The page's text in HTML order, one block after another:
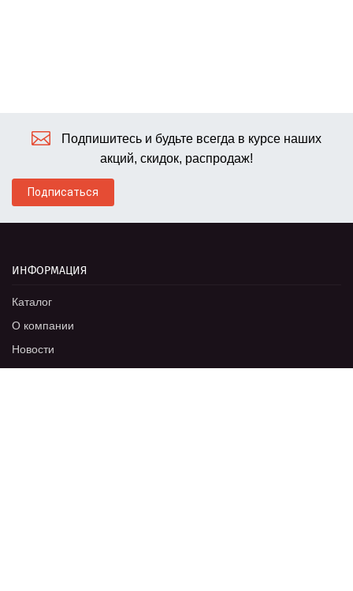
Подпишитесь и будьте всегда в курсе наших
акций, скидок, распродаж!
Подписаться
ИНФОРМАЦИЯ
Каталог
О компании
Новости